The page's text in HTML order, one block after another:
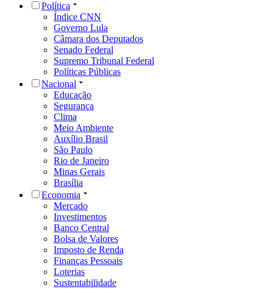
Política
Índice CNN
Governo Lula
Câmara dos Deputados
Senado Federal
Supremo Tribunal Federal
Políticas Públicas
Nacional
Educação
Segurança
Clima
Meio Ambiente
Auxílio Brasil
São Paulo
Rio de Janeiro
Minas Gerais
Brasília
Economia
Mercado
Investimentos
Banco Central
Bolsa de Valores
Imposto de Renda
Finanças Pessoais
Loterias
Sustentabilidade